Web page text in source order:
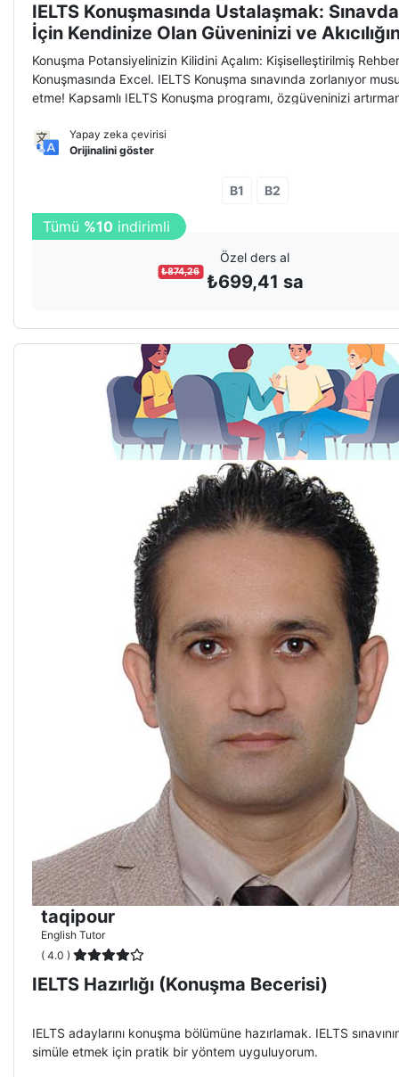
IELTS Konuşmasında Ustalaşmak:
İçin Kendinize Olan Güveninizi ve
Konuşma Potansiyelinizin Kilidini Açalım: Kişiselleştirilmiş
Konuşmasında Excel. IELTS Konuşma sınavında zorlanıyor
etme! Kapsamlı IELTS Konuşma programı, özgüveninizi
için
Yapay zeka çevirisi
Orijinalini göster
B1 B2
10oturuma%10indirim
Özel ders al
₺874,26 ₺699,41 sa
taqipour
English Tutor
( 4.0 )
IELTS Hazırlığı (Konuşma Becerisi)
IELTS adaylarını konuşma bölümüne hazırlamak. IELTS
simüle etmek için pratik bir yöntem uyguluyorum.